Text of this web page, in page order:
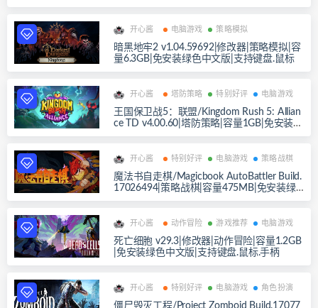
版|支持键盘.鼠标.手柄
开心酱 电脑游戏 策略模拟
暗黑地牢2 v1.04.59692|修改器|策略模拟|容
量6.3GB|免安装绿色中文版|支持键盘.鼠标
开心酱 塔防策略 特别好评 电脑游戏
王国保卫战5：联盟/Kingdom Rush 5: Allian
ce TD v4.00.60|塔防策略|容量1GB|免安装绿
色中文版|支持键盘.鼠标.手柄
开心酱 特别好评 电脑游戏 策略战棋
魔法书自走棋/Magicbook AutoBattler Build.
17026494|策略战棋|容量475MB|免安装绿
色中文版|支持键盘.鼠标
开心酱 动作冒险 游戏推荐 电脑游戏
死亡细胞 v29.3|修改器|动作冒险|容量1.2GB
|免安装绿色中文版|支持键盘.鼠标.手柄
开心酱 特别好评 电脑游戏 角色扮演
僵尸毁灭工程/Project Zomboid Build.17077